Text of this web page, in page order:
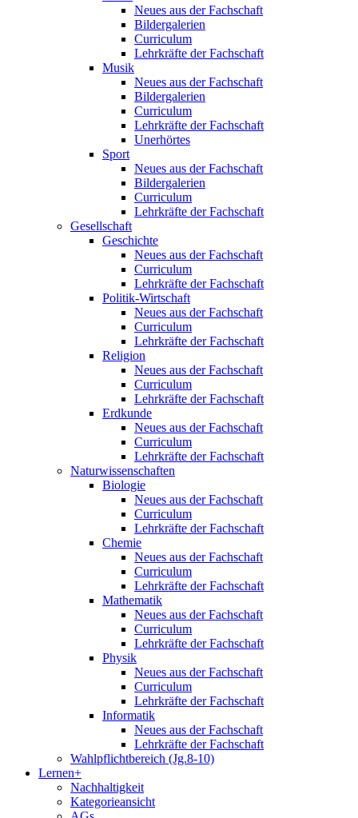
Neues aus der Fachschaft
Bildergalerien
Curriculum
Lehrkräfte der Fachschaft
Musik
Neues aus der Fachschaft
Bildergalerien
Curriculum
Lehrkräfte der Fachschaft
Unerhörtes
Sport
Neues aus der Fachschaft
Bildergalerien
Curriculum
Lehrkräfte der Fachschaft
Gesellschaft
Geschichte
Neues aus der Fachschaft
Curriculum
Lehrkräfte der Fachschaft
Politik-Wirtschaft
Neues aus der Fachschaft
Curriculum
Lehrkräfte der Fachschaft
Religion
Neues aus der Fachschaft
Curriculum
Lehrkräfte der Fachschaft
Erdkunde
Neues aus der Fachschaft
Curriculum
Lehrkräfte der Fachschaft
Naturwissenschaften
Biologie
Neues aus der Fachschaft
Curriculum
Lehrkräfte der Fachschaft
Chemie
Neues aus der Fachschaft
Curriculum
Lehrkräfte der Fachschaft
Mathematik
Neues aus der Fachschaft
Curriculum
Lehrkräfte der Fachschaft
Physik
Neues aus der Fachschaft
Curriculum
Lehrkräfte der Fachschaft
Informatik
Neues aus der Fachschaft
Lehrkräfte der Fachschaft
Wahlpflichtbereich (Jg.8-10)
Lernen+
Nachhaltigkeit
Kategorieansicht